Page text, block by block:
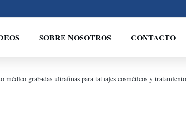
SOBRE NOSOTROS CONTACTO
médico grabadas ultrafinas para tatuajes cosméticos y